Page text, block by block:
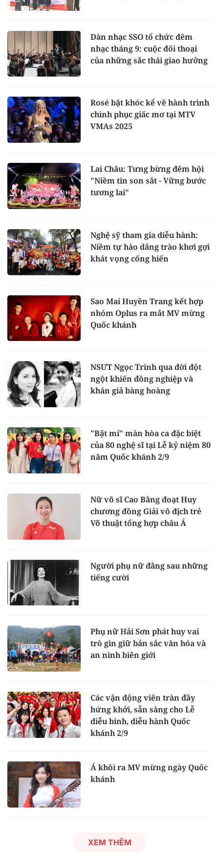
Dàn nhạc SSO tổ chức đêm
nhạc tháng 9: cuộc đối thoại
của những sắc thái giao hưởng
Rosé bật khóc kể về hành trình
chinh phục giấc mơ tại MTV
VMAs 2025
Lai Châu: Tưng bừng đêm hội
"Niềm tin son sắt - Vững bước
tương lai"
Nghệ sỹ tham gia diễu hành:
Niềm tự hào dâng trào khơi gợi
khát vọng cống hiến
Sao Mai Huyền Trang kết hợp
nhóm Oplus ra mắt MV mừng
Quốc khánh
NSƯT Ngọc Trinh qua đời đột
ngột khiến đồng nghiệp và
khán giả bàng hoàng
"Bật mí" màn hòa ca đặc biệt
của 80 nghệ sĩ tại Lễ kỷ niệm 80
năm Quốc khánh 2/9
Nữ võ sĩ Cao Bằng đoạt Huy
chương đồng Giải vô địch trẻ
Võ thuật tổng hợp châu Á
Người phụ nữ đằng sau những
tiếng cười
Phụ nữ Hải Sơn phát huy vai
trò gìn giữ bản sắc văn hóa và
an ninh biên giới
Các vận động viên tràn đầy
hứng khởi, sẵn sàng cho Lễ
diễu binh, diễu hành Quốc
khánh 2/9
Á khôi ra MV mừng ngày Quốc
khánh
XEM THÊM